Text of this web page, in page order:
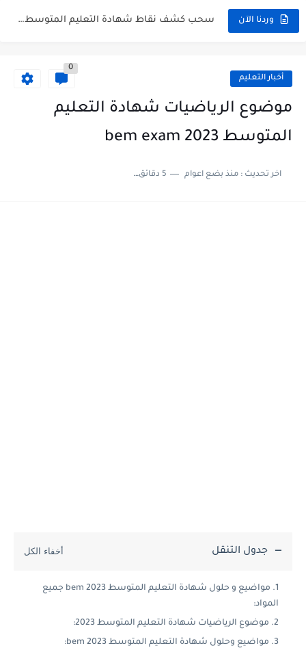
وردنا الآن سحب كشف نقاط شهادة التعليم المتوسط للناجحين 2026 bem.onec.dz releve
الآن سحب كشف نقاط شهادة التعليم المتوسط 2026 bem.onec.dz أخبار التعليم
0
موضوع الرياضيات شهادة التعليم
المتوسط 2023 bem exam
اخر تحديث :منذ بضع اعوام 5 دقائق للقراءة
جدول التنقل
مواضيع و حلول شهادة التعليم المتوسط 2023 bem جميع
المواد:
موضوع الرياضيات شهادة التعليم المتوسط 2023:
مواضيع وحلول شهادة التعليم المتوسط 2023 bem: